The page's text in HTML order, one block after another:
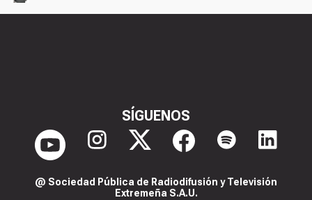
SÍGUENOS
@ Sociedad Pública de Radiodifusión y Televisión
Extremeña S.A.U.